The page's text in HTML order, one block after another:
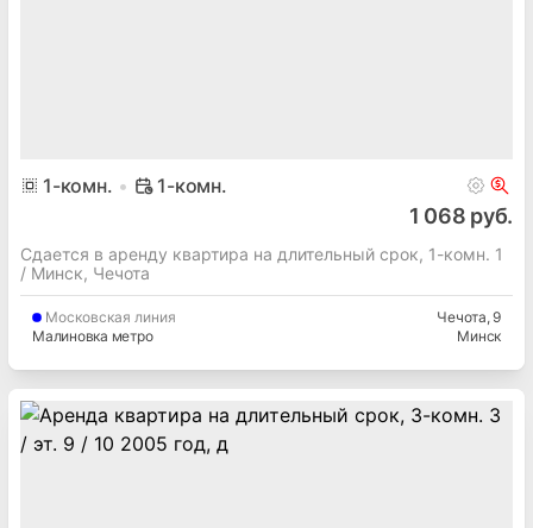
1-комн. 1-комн.
1 068 руб.
Сдается в аренду квартира на длительный срок, 1-комн. 1
/ Минск, Чечота
Московская линия
Малиновка метро
Чечота, 9
Минск